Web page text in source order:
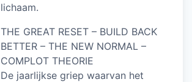
lichaam.
THE GREAT RESET – BUILD BACK
BETTER – THE NEW NORMAL –
COMPLOT THEORIE
De jaarlijkse griep waarvan het